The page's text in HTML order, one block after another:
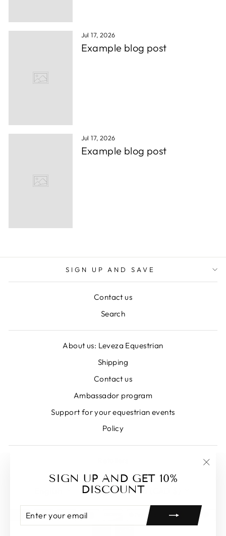
SIGN UP AND GET 10%
DISCOUNT
YOUR
EMAIL
Jul 17, 2026
Example blog post
Jul 17, 2026
Example blog post
SIGN UP AND SAVE
Contact us
Search
About us: Leveza Equestrian
Shipping
Contact us
Ambassador program
Support for your equestrian events
Policy
LANGUAGECURRENCY
Canada (CAD $)